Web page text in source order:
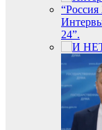
24”.